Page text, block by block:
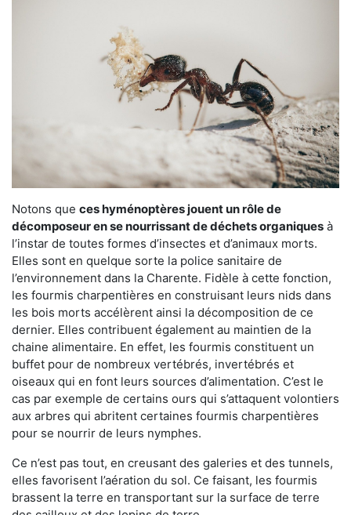
Notons que ces hyménoptères jouent un rôle de
décomposeur en se nourrissant de déchets organiques à
l’instar de toutes formes d’insectes et d’animaux morts.
Elles sont en quelque sorte la police sanitaire de
l’environnement dans la Charente. Fidèle à cette fonction,
les fourmis charpentières en construisant leurs nids dans
les bois morts accélèrent ainsi la décomposition de ce
dernier. Elles contribuent également au maintien de la
chaine alimentaire. En effet, les fourmis constituent un
buffet pour de nombreux vertébrés, invertébrés et
oiseaux qui en font leurs sources d’alimentation. C’est le
cas par exemple de certains ours qui s’attaquent volontiers
aux arbres qui abritent certaines fourmis charpentières
pour se nourrir de leurs nymphes.
Ce n’est pas tout, en creusant des galeries et des tunnels,
elles favorisent l’aération du sol. Ce faisant, les fourmis
brassent la terre en transportant sur la surface de terre